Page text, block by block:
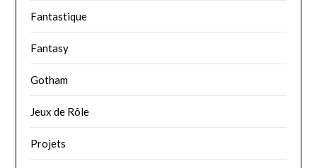
Fantastique
Fantasy
Gotham
Jeux de Rôle
Projets